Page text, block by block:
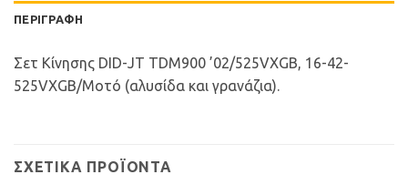
ΠΕΡΙΓΡΑΦΉ
Σετ Κίνησης DID-JT TDM900 ’02/525VXGB, 16-42-
525VXGB/Μοτό (αλυσίδα και γρανάζια).
ΣΧΕΤΙΚΆ ΠΡΟΪΌΝΤΑ